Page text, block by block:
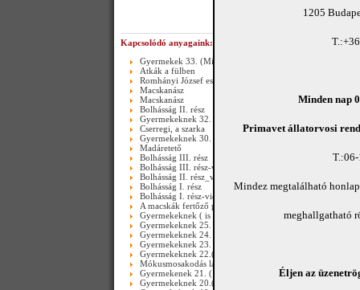
1205
Minden nap
Primavet állatorvosi
Mindez megtalálható
meghallgatható
Éljen az
Kapcsolódó anyagaink:
Gyermekek 33. (Mindenszentek 2015.)
Atkák a fülben
Romhányi József esete egy bolhával
Macskanász
Macskanász
Bolhásság II. rész
Gyermekeknek 32. (Masszázs)
Cserregi, a szarka
Gyermekeknek 30.
Madáretető
Bolhásság III. rész
Bolhásság III. rész-video
Bolhásság II. rész_video
Bolhásság I. rész
Bolhásság I. rész-video
A macskák fertőző peritonitise
Gyermekeknek ( is )27._Dobozolás
Gyermekeknek 25. ( zöldségfigurák sorozat vége )
Gyermekeknek 24. ( zöldségfigurák II. )
Gyermekeknek 23. ( zöldségfigurák )
Gyermekeknek 22.( szirtikecskék és a gát )
Mókusmosakodás lassítva
Gyermekenek 21. ( Mókusmosakodás lassítva )
Gyermekeknek 20.(és még további zöldségek...)